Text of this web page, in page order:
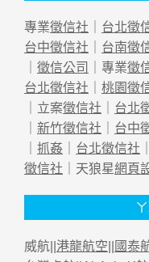
專業徵信社 台北徵
台中徵信社
台南徵
徵信公司 ｜專業徵
台北徵信社
桃園徵
｜立案徵信社 台北
新竹徵信社 台中
抓姦 台北徵信社
徵信社 ｜天狼星網頁
威航|| 港龍航空 國泰